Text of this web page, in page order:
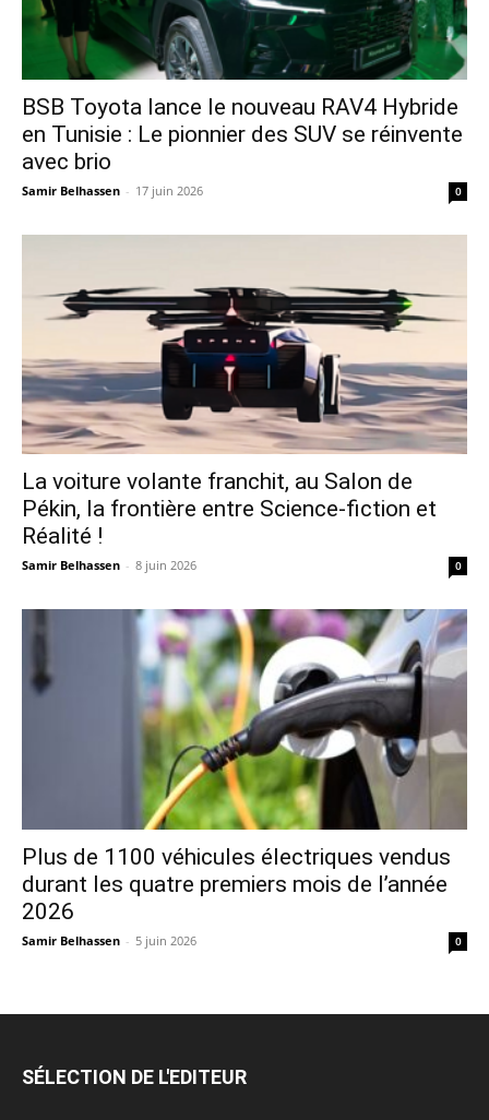
​BSB Toyota lance le nouveau RAV4 Hybride
en Tunisie : Le pionnier des SUV se réinvente
avec brio
Samir Belhassen - 17 juin 2026 0
La voiture volante franchit, au Salon de
Pékin, la frontière entre Science-fiction et
Réalité !
Samir Belhassen - 8 juin 2026 0
Plus de 1100 véhicules électriques vendus
durant les quatre premiers mois de l’année
2026
Samir Belhassen - 5 juin 2026 0
SÉLECTION DE L'EDITEUR